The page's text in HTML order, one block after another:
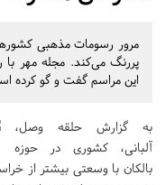
مرور رسومات مذهبی
پررنگ می‌کند. مجله مهر با
این مراسم گفت و گو کرده
به گزارش حلقه وصل،
آلبانی، کشوری در حوزه
بالکان با وسعتی بیشتر از